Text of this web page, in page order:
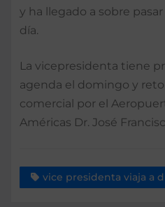
y ha llegado a sobre
día.
La vicepresidenta tiene
agenda el domingo y
comercial por el
Américas Dr. José
vice presidenta viaja a